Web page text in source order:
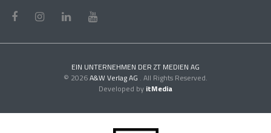
EIN UNTERNEHMEN DER ZT MEDIEN AG
© 2026A&W Verlag AG . All Rights Reserved.
Developed by itMedia